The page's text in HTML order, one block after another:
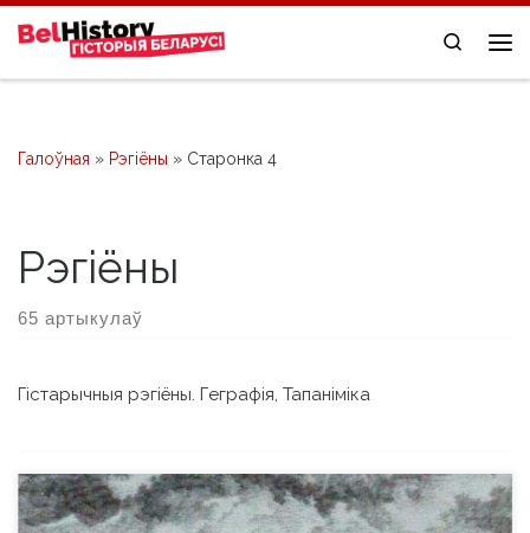
Skip to content
Search
Галоўная » Рэгіёны » Старонка 4
Рэгіёны
65 артыкулаў
Гістарычныя рэгіёны. Геграфія, Тапаніміка